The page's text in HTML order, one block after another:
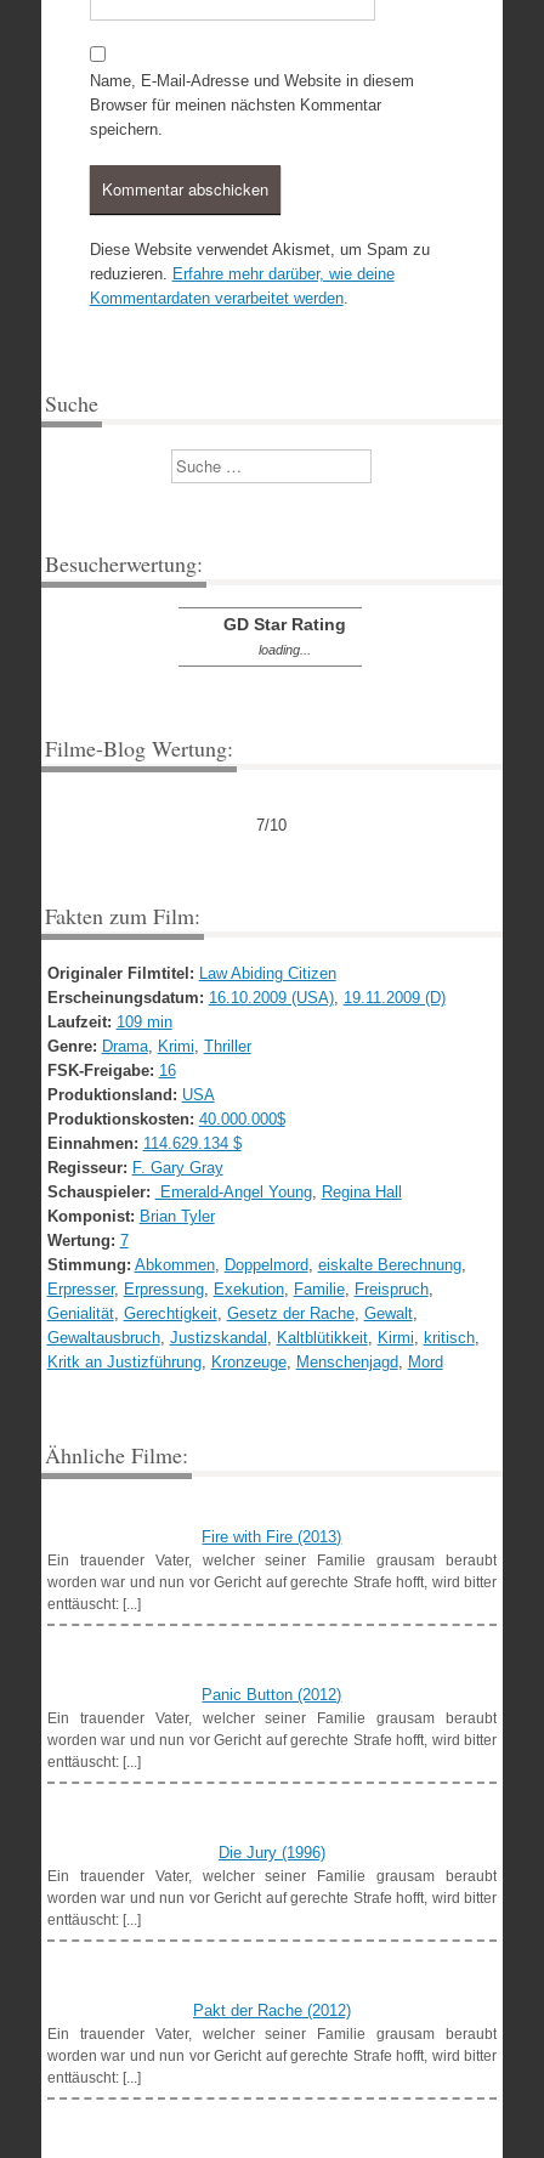
Name, E-Mail-Adresse und Website in diesem
Browser für meinen nächsten Kommentar
speichern.
Diese Website verwendet Akismet, um Spam zu
reduzieren. Erfahre mehr darüber, wie deine
Kommentardaten verarbeitet werden.
Suche
Suchen
Besucherwertung:
GD Star Rating
loading...
Filme-Blog Wertung:
7/10
Fakten zum Film:
Originaler Filmtitel: Law Abiding Citizen
Erscheinungsdatum: 16.10.2009 (USA), 19.11.2009 (D)
Laufzeit: 109 min
Genre: Drama, Krimi, Thriller
FSK-Freigabe: 16
Produktionsland: USA
Produktionskosten: 40.000.000$
Einnahmen: 114.629.134 $
Regisseur: F. Gary Gray
Schauspieler:
Emerald-Angel Young, Regina Hall
Komponist: Brian Tyler
Wertung: 7
Stimmung: Abkommen, Doppelmord, eiskalte Berechnung,
Erpresser, Erpressung, Exekution, Familie, Freispruch,
Genialität, Gerechtigkeit, Gesetz der Rache, Gewalt,
Gewaltausbruch, Justizskandal , Kaltblütikkeit, Kirmi, kritisch,
Kritk an Justizführung, Kronzeuge, Menschenjagd, Mord
Ähnliche Filme:
Fire with Fire (2013)
Ein trauender Vater, welcher seiner Familie grausam beraubt
worden war und nun vor Gericht auf gerechte Strafe hofft, wird bitter
enttäuscht: [...]
Panic Button (2012)
Ein trauender Vater, welcher seiner Familie grausam beraubt
worden war und nun vor Gericht auf gerechte Strafe hofft, wird bitter
enttäuscht: [...]
Die Jury (1996)
Ein trauender Vater, welcher seiner Familie grausam beraubt
worden war und nun vor Gericht auf gerechte Strafe hofft, wird bitter
enttäuscht: [...]
Pakt der Rache (2012)
Ein trauender Vater, welcher seiner Familie grausam beraubt
worden war und nun vor Gericht auf gerechte Strafe hofft, wird bitter
enttäuscht: [...]